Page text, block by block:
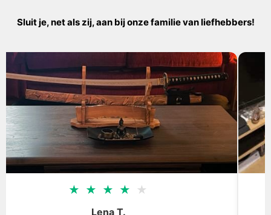
Sluit je, net als zij, aan bij onze familie van liefhebbers!
★ ★ ★ ★
Tom D.